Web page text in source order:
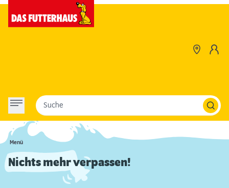
Menü
Suche
Nichts mehr verpassen!